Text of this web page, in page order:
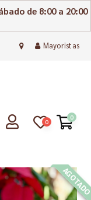
de 8:00 a 20:00
Mayoristas
0
0